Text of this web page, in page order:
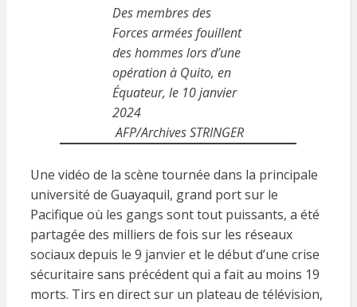
Des membres des
Forces armées fouillent
des hommes lors d’une
opération à Quito, en
Équateur, le 10 janvier
2024
AFP/Archives STRINGER
Une vidéo de la scène tournée dans la principale
université de Guayaquil, grand port sur le
Pacifique où les gangs sont tout puissants, a été
partagée des milliers de fois sur les réseaux
sociaux depuis le 9 janvier et le début d’une crise
sécuritaire sans précédent qui a fait au moins 19
morts. Tirs en direct sur un plateau de télévision,